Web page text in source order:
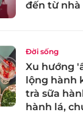
đến từ nhà
Đời sống
Xu hướng
lộng hành
trà sữa
hành lá,